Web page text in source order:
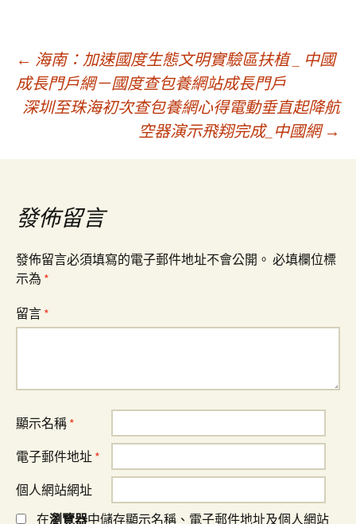
文
章
導
覽
← 海南：加速國度生態文明實驗區扶植 _ 中國
成長門戶網－國度查包養網站成長門戶
深圳至珠海初次查包養網心得電動垂直起降航
空器演示飛翔完成_中國網 →
發佈留言
發佈留言必須填寫的電子郵件地址不會公開。 必填欄位標
示為 *
留言 *
顯示名稱 *
電子郵件地址 *
個人網站網址
在瀏覽器中儲存顯示名稱、電子郵件地址及個人網站